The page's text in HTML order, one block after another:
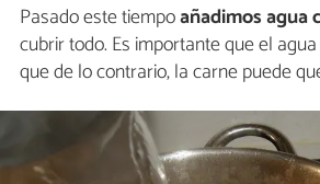
Pasado este tiempoañadimos agua
cubrir todo. Es importante que el
que de lo contrario, la carne puede